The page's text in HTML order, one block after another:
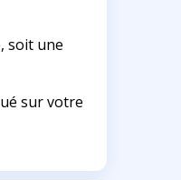
soit une
sur votre